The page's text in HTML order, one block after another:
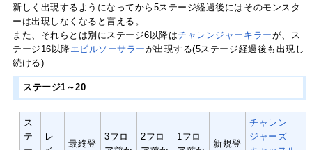
新しく出現するようになってから5ステージ経過後にはそのモンスタ
ーは出現しなくなると言える。
また、それらとは別にステージ6以降はチャレンジャーキラーが、ス
テージ16以降エビルソーサラーが出現する(5ステージ経過後も出現し
続ける)
ステージ1～20
ス
テ
レ
最終登
3フロ
2フロ
1フロ
新規登
チャレン
ジャーズ